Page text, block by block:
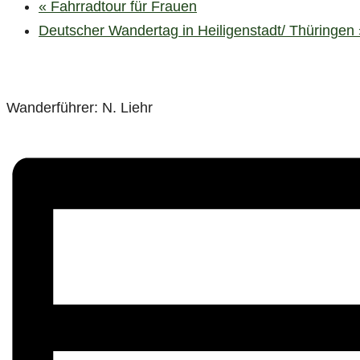
« Fahrradtour für Frauen
Deutscher Wandertag in Heiligenstadt/ Thüringen
Wanderführer: N. Liehr